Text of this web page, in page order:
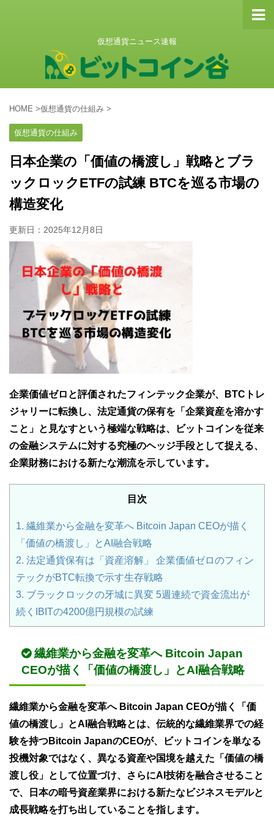
仮想通貨ニュース速報
HOME >仮想通貨の仕組み >
仮想通貨の仕組み
日本企業の「価値の橋渡し」戦略とブラ
ックロックETFの試練 BTCを巡る市場の
構造変化
更新日： 2025年12月8日
企業価値ゼロと評価されたフィンテック企業が、BTCトレ
ジャリーに転換し、法定通貨の保有を「企業資産を溶かす
こと」と見なすという極端な戦略は、ビットコインを従来
の金融システムに対する究極のヘッジ手段として捉える、
企業財務における新たな潮流を示しています。
目次
1. 繊維業から金融を変革へ Bitcoin Japan CEOが描く
「価値の橋渡し」とAI融合戦略
2. 法定通貨保有は「資産溶解」 企業価値ゼロのフィン
テックがBTC転換で示す生存戦略
3. ブラックロックの牙城に異変 5週連続で資金流出が
続くIBITの4200億円規模の試練
繊維業から金融を変革へ Bitcoin Japan
CEOが描く「価値の橋渡し」とAI融合戦略
繊維業から金融を変革へ Bitcoin Japan CEOが描く「価
値の橋渡し」とAI融合戦略とは、伝統的な繊維業界での経
験を持つBitcoin JapanのCEOが、ビットコインを単なる
投機対象ではなく、異なる資産や国境を越えた「価値の橋
渡し役」として位置づけ、さらにAI技術を融合させること
で、日本の暗号資産業界における新たなビジネスモデルと
成長戦略を打ち出していることを指します。